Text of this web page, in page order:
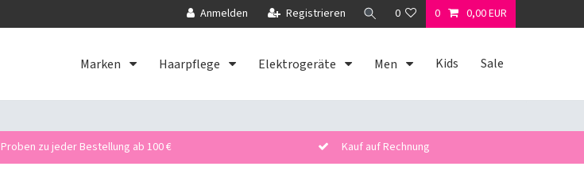
Anmelden Registrieren 0 0 0,00 EUR
Marken Haarpflege Elektrogeräte Men Kids Sale
Proben zu jeder Bestellung ab 100 € Kauf auf Rechnung